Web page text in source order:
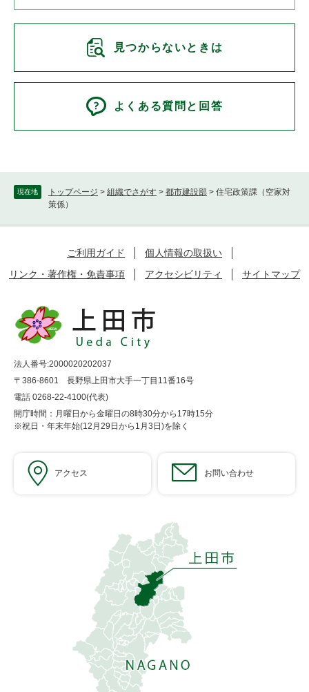
現在地 トップページ > 組織でさがす > 都市建設部 > 住宅政策課（空家対
策係）
見つからないときは
よくある質問と回答
ご利用ガイド
個人情報の取扱い
リンク・著作権・免責事項
アクセシビリティ サイトマップ
法人番号:2000020202037
〒386-8601 長野県上田市大手一丁目11番16号
電話 0268-22-4100(代表)
開庁時間：月曜日から金曜日の8時30分から17時15分
※祝日・年末年始(12月29日から1月3日)を除く
アクセス お問い合わせ